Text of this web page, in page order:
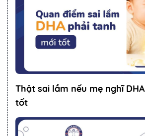
Thật sai lầm nếu mẹ nghĩ
tốt